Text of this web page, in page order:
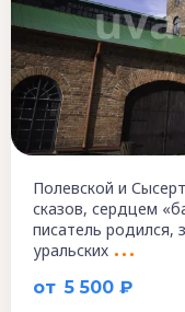
от 5 500 ₽
Полевской и
сказов, сердцем
писатель родился,
уральских